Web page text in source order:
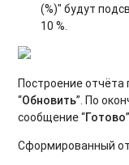
(%)" будут
10 %.
Построение отчёта
“Обновить”. По
сообщение “Готово
Сформированный